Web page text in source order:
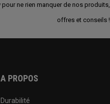
ne rien manquer de nos produits,
offres et conseils !
A PROPOS
Durabilité